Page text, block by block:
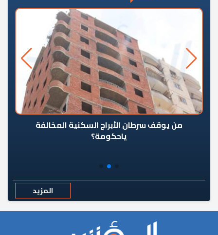
من يوقف سرطان الأبراج السكنية المخالفة
ياحكومة؟
المزيد